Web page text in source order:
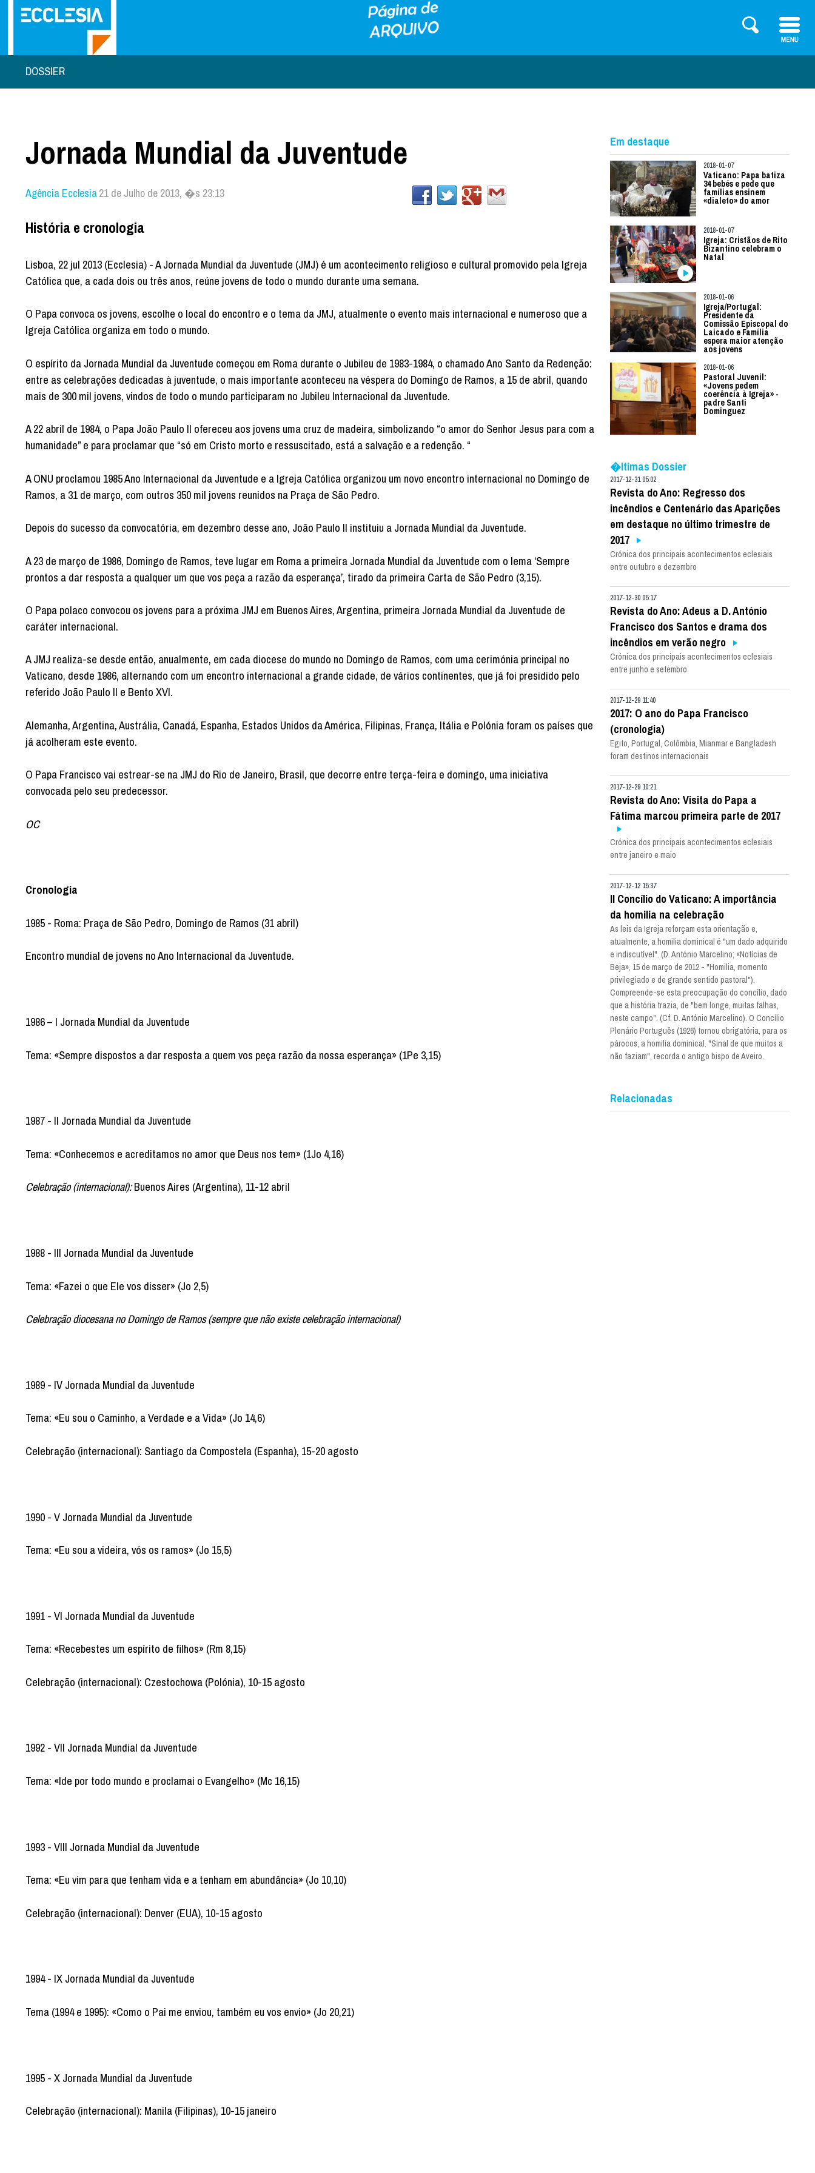
DOSSIER
Jornada Mundial da Juventude
Agência Ecclesia21 de Julho de 2013, �s 23:13
História e cronologia
Lisboa, 22 jul 2013 (Ecclesia) - A Jornada Mundial da Juventude (JMJ) é um acontecimento religioso e cultural promovido pela Igreja
Católica que, a cada dois ou três anos, reúne jovens de todo o mundo durante uma semana.
O Papa convoca os jovens, escolhe o local do encontro e o tema da JMJ, atualmente o evento mais internacional e numeroso que a
Igreja Católica organiza em todo o mundo.
O espírito da Jornada Mundial da Juventude começou em Roma durante o Jubileu de 1983-1984, o chamado Ano Santo da Redenção:
entre as celebrações dedicadas à juventude, o mais importante aconteceu na véspera do Domingo de Ramos, a 15 de abril, quando
mais de 300 mil jovens, vindos de todo o mundo participaram no Jubileu Internacional da Juventude.
A 22 abril de 1984, o Papa João Paulo II ofereceu aos jovens uma cruz de madeira, simbolizando “o amor do Senhor Jesus para com a
humanidade” e para proclamar que “só em Cristo morto e ressuscitado, está a salvação e a redenção. “
A ONU proclamou 1985 Ano Internacional da Juventude e a Igreja Católica organizou um novo encontro internacional no Domingo de
Ramos, a 31 de março, com outros 350 mil jovens reunidos na Praça de São Pedro.
Depois do sucesso da convocatória, em dezembro desse ano, João Paulo II instituiu a Jornada Mundial da Juventude.
A 23 de março de 1986, Domingo de Ramos, teve lugar em Roma a primeira Jornada Mundial da Juventude com o lema ‘Sempre
prontos a dar resposta a qualquer um que vos peça a razão da esperança’, tirado da primeira Carta de São Pedro (3,15).
O Papa polaco convocou os jovens para a próxima JMJ em Buenos Aires, Argentina, primeira Jornada Mundial da Juventude de
caráter internacional.
A JMJ realiza-se desde então, anualmente, em cada diocese do mundo no Domingo de Ramos, com uma cerimónia principal no
Vaticano, desde 1986, alternando com um encontro internacional a grande cidade, de vários continentes, que já foi presidido pelo
referido João Paulo II e Bento XVI.
Alemanha, Argentina, Austrália, Canadá, Espanha, Estados Unidos da América, Filipinas, França, Itália e Polónia foram os países que
já acolheram este evento.
O Papa Francisco vai estrear-se na JMJ do Rio de Janeiro, Brasil, que decorre entre terça-feira e domingo, uma iniciativa
convocada pelo seu predecessor.
OC
Cronologia
1985 - Roma: Praça de São Pedro, Domingo de Ramos (31 abril)
Encontro mundial de jovens no Ano Internacional da Juventude.
1986 – I Jornada Mundial da Juventude
Tema: «Sempre dispostos a dar resposta a quem vos peça razão da nossa esperança» (1Pe 3,15)
1987 - II Jornada Mundial da Juventude
Tema: «Conhecemos e acreditamos no amor que Deus nos tem» (1Jo 4,16)
Celebração (internacional):Buenos Aires (Argentina), 11-12 abril
1988 - III Jornada Mundial da Juventude
Tema: «Fazei o que Ele vos disser» (Jo 2,5)
Celebração diocesana no Domingo de Ramos (sempre que não existe celebração internacional)
1989 - IV Jornada Mundial da Juventude
Tema: «Eu sou o Caminho, a Verdade e a Vida» (Jo 14,6)
Celebração (internacional): Santiago da Compostela (Espanha), 15-20 agosto
1990 - V Jornada Mundial da Juventude
Tema: «Eu sou a videira, vós os ramos» (Jo 15,5)
1991 - VI Jornada Mundial da Juventude
Tema: «Recebestes um espírito de filhos» (Rm 8,15)
Celebração (internacional): Czestochowa (Polónia), 10-15 agosto
1992 - VII Jornada Mundial da Juventude
Tema: «Ide por todo mundo e proclamai o Evangelho» (Mc 16,15)
1993 - VIII Jornada Mundial da Juventude
Tema: «Eu vim para que tenham vida e a tenham em abundância» (Jo 10,10)
Celebração (internacional): Denver (EUA), 10-15 agosto
1994 - IX Jornada Mundial da Juventude
Tema (1994 e 1995): «Como o Pai me enviou, também eu vos envio» (Jo 20,21)
1995 - X Jornada Mundial da Juventude
Celebração (internacional): Manila (Filipinas), 10-15 janeiro
Em destaque
2018-01-07
Vaticano: Papa batiza
34 bebés e pede que
famílias ensinem
«dialeto» do amor
2018-01-07
Igreja: Cristãos de Rito
Bizantino celebram o
Natal
2018-01-06
Igreja/Portugal:
Presidente da
Comissão Episcopal do
Laicado e Família
espera maior atenção
aos jovens
2018-01-06
Pastoral Juvenil:
«Jovens pedem
coerência à Igreja» -
padre Santi
Dominguez
�ltimas Dossier
2017-12-31 05:02
Revista do Ano: Regresso dos
incêndios e Centenário das Aparições
em destaque no último trimestre de
2017
Crónica dos principais acontecimentos eclesiais
entre outubro e dezembro
2017-12-30 05:17
Revista do Ano: Adeus a D. António
Francisco dos Santos e drama dos
incêndios em verão negro
Crónica dos principais acontecimentos eclesiais
entre junho e setembro
2017-12-29 11:40
2017: O ano do Papa Francisco
(cronologia)
Egito, Portugal, Colômbia, Mianmar e Bangladesh
foram destinos internacionais
2017-12-29 10:21
Revista do Ano: Visita do Papa a
Fátima marcou primeira parte de 2017
Crónica dos principais acontecimentos eclesiais
entre janeiro e maio
2017-12-12 15:37
II Concílio do Vaticano: A importância
da homilia na celebração
As leis da Igreja reforçam esta orientação e,
atualmente, a homilia dominical é "um dado adquirido
e indiscutível". (D. António Marcelino; «Notícias de
Beja», 15 de março de 2012 - "Homilia, momento
privilegiado e de grande sentido pastoral").
Compreende-se esta preocupação do concílio, dado
que a história trazia, de "bem longe, muitas falhas,
neste campo". (Cf. D. António Marcelino). O Concílio
Plenário Português (1926) tornou obrigatória, para os
párocos, a homilia dominical. "Sinal de que muitos a
não faziam", recorda o antigo bispo de Aveiro.
Relacionadas